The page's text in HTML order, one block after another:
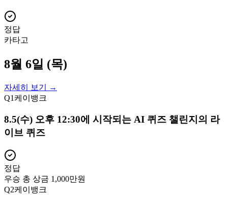
정답
카타고
8월 6일 (목)
자세히 보기 →
Q1 케이뱅크
8.5(수) 오후 12:30에 시작되는 AI 퀴즈 챌린지의 라
이브 퀴즈
정답
우승 총 상금 1,000만원
Q2케이뱅크